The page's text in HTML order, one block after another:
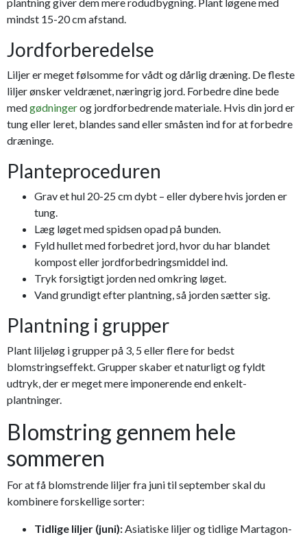
mindst 15-20 cm afstand.
Jordforberedelse
Liljer er meget følsomme for vådt og dårlig dræning. De fleste
liljer ønsker veldrænet, næringrig jord. Forbedre dine bede
medgødningerog jordforbedrende materiale. Hvis din jord er
tung eller leret, blandes sand eller småsten ind for at forbedre
dræninge.
Planteproceduren
Grav et hul 20-25 cm dybt – eller dybere hvis jorden er
tung.
Læg løget med spidsen opad på bunden.
Fyld hullet med forbedret jord, hvor du har blandet
kompost eller jordforbedringsmiddel ind.
Tryk forsigtigt jorden ned omkring løget.
Vand grundigt efter plantning, så jorden sætter sig.
Plantning i grupper
Plant liljeløg i grupper på 3, 5 eller flere for bedst
blomstringseffekt. Grupper skaber et naturligt og fyldt
udtryk, der er meget mere imponerende end enkelt-
plantninger.
Blomstring gennem hele
sommeren
For at få blomstrende liljer fra juni til september skal du
kombinere forskellige sorter:
Tidlige liljer (juni):Asiatiske liljer og tidlige Martagon-